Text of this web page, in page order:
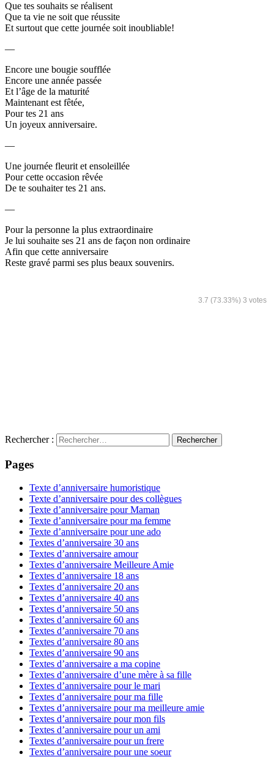
Que tes souhaits se réalisent
Que ta vie ne soit que réussite
Et surtout que cette journée soit inoubliable!
—
Encore une bougie soufflée
Encore une année passée
Et l’âge de la maturité
Maintenant est fêtée,
Pour tes 21 ans
Un joyeux anniversaire.
—
Une journée fleurit et ensoleillée
Pour cette occasion rêvée
De te souhaiter tes 21 ans.
—
Pour la personne la plus extraordinaire
Je lui souhaite ses 21 ans de façon non ordinaire
Afin que cette anniversaire
Reste gravé parmi ses plus beaux souvenirs.
3.7 (73.33%) 3 votes
Rechercher :
Pages
Texte d’anniversaire humoristique
Texte d’anniversaire pour des collègues
Texte d’anniversaire pour Maman
Texte d’anniversaire pour ma femme
Texte d’anniversaire pour une ado
Textes d’anniversaire 30 ans
Textes d’anniversaire amour
Textes d’anniversaire Meilleure Amie
Textes d’anniversaire 18 ans
Textes d’anniversaire 20 ans
Textes d’anniversaire 40 ans
Textes d’anniversaire 50 ans
Textes d’anniversaire 60 ans
Textes d’anniversaire 70 ans
Textes d’anniversaire 80 ans
Textes d’anniversaire 90 ans
Textes d’anniversaire a ma copine
Textes d’anniversaire d’une mère à sa fille
Textes d’anniversaire pour le mari
Textes d’anniversaire pour ma fille
Textes d’anniversaire pour ma meilleure amie
Textes d’anniversaire pour mon fils
Textes d’anniversaire pour un ami
Textes d’anniversaire pour un frere
Textes d’anniversaire pour une soeur